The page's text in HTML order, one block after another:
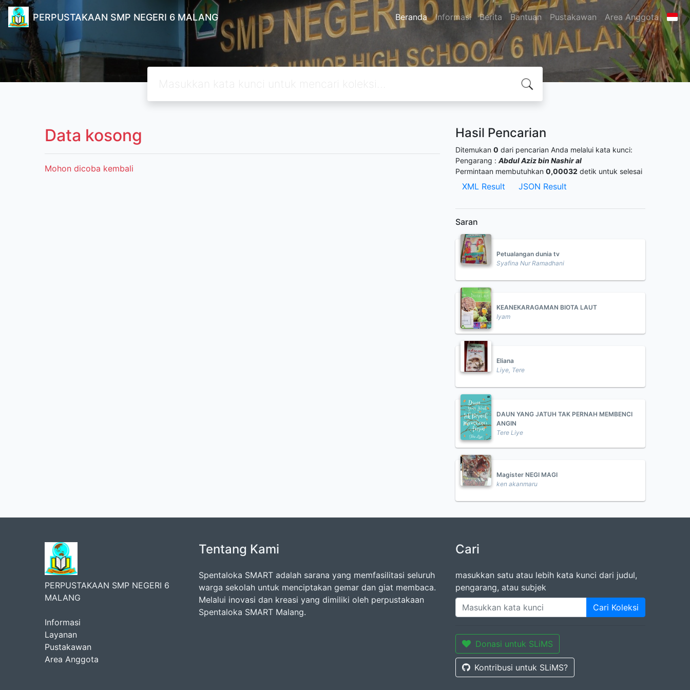
PERPUSTAKAAN SMP NEGERI 6 MALANG Beranda Informasi Berita Bantuan Pustakawan Area Anggota
Data kosong
Mohon dicoba kembali
Hasil Pencarian
Ditemukan 0 dari pencarian Anda melalui kata kunci:
Pengarang : Abdul Aziz bin Nashir al
Permintaan membutuhkan 0,00032 detik untuk selesai
XML Result JSON Result
Saran
Petualangan dunia tv
Syafina Nur Ramadhani
KEANEKARAGAMAN BIOTA LAUT
Iyam
Eliana
Liye, Tere
DAUN YANG JATUH TAK PERNAH MEMBENCI
ANGIN
Tere Liye
Magister NEGI MAGI
ken akanmaru
PERPUSTAKAAN SMP NEGERI 6
MALANG
Informasi
Layanan
Pustakawan
Area Anggota
Tentang Kami
Spentaloka SMART adalah sarana yang memfasilitasi seluruh
warga sekolah untuk menciptakan gemar dan giat membaca.
Melalui inovasi dan kreasi yang dimiliki oleh perpustakaan
Spentaloka SMART Malang.
Cari
masukkan satu atau lebih kata kunci dari judul,
pengarang, atau subjek
Cari Koleksi
Donasi untuk SLiMS
Kontribusi untuk SLiMS?